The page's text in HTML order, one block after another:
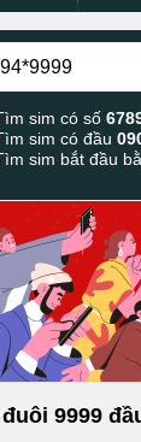
sim có số
sim có đầu
sim bắt đầu
9999